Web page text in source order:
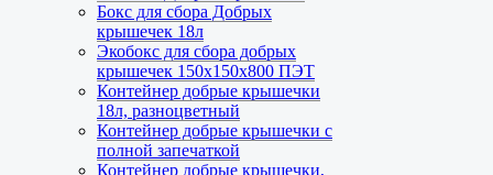
Бокс для сбора Добрых
крышечек 18л
Экобокс для сбора добрых
крышечек 150х150х800 ПЭТ
Контейнер добрые крышечки
18л, разноцветный
Контейнер добрые крышечки с
полной запечаткой
Контейнер добрые крышечки,